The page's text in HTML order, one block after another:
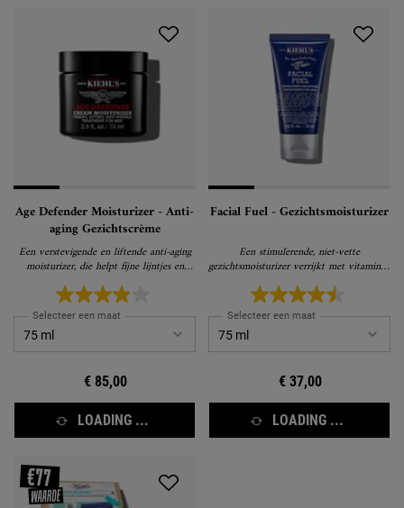
Age Defender Moisturizer - Anti-
aging Gezichtscrème
Een verstevigende en liftende anti-aging
moisturizer, die helpt fijne lijntjes en
rimpels zichtbaar te verminderen
Selecteer een maat
€ 85,00
LOADING ...
Facial Fuel - Gezichtsmoisturizer
Een stimulerende, niet-vette
gezichtsmoisturizer verrijkt met vitamines,
geeft je huid energie
Selecteer een maat
€ 37,00
LOADING ...